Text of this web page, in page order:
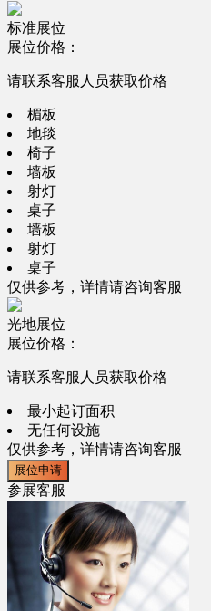
标准展位
展位价格：
请联系客服人员获取价格
楣板
地毯
椅子
墙板
射灯
桌子
墙板
射灯
桌子
仅供参考，详情请咨询客服
光地展位
展位价格：
请联系客服人员获取价格
最小起订面积
无任何设施
仅供参考，详情请咨询客服
展位申请
参展客服